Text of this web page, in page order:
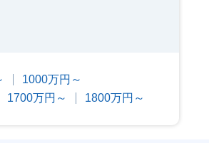
1000万円～
1700万円～
1800万円～